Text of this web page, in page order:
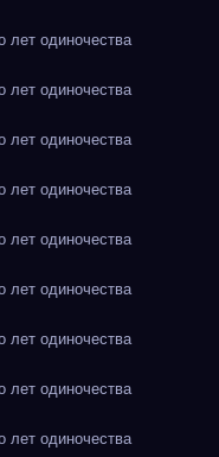
лет одиночества
лет одиночества
лет одиночества
лет одиночества
лет одиночества
лет одиночества
лет одиночества
лет одиночества
лет одиночества